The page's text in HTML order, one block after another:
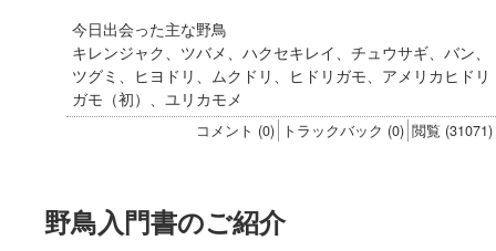
今日出会った主な野鳥
キレンジャク、ツバメ、ハクセキレイ、チュウサギ、バン、
ツグミ、ヒヨドリ、ムクドリ、ヒドリガモ、アメリカヒドリ
ガモ（初）、ユリカモメ
コメント (0) トラックバック (0) 閲覧 (31071)
野鳥入門書のご紹介